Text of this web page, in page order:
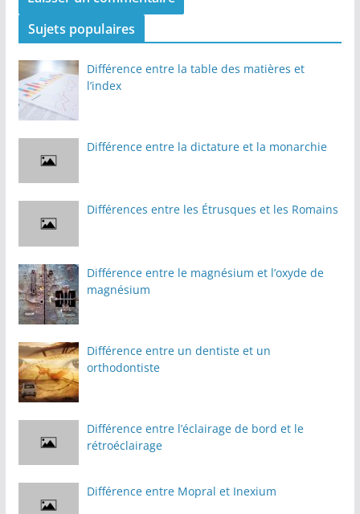
Sujets populaires
Différence entre la table des matières et
l’index
Différence entre la dictature et la monarchie
Différences entre les Étrusques et les Romains
Différence entre le magnésium et l’oxyde de
magnésium
Différence entre un dentiste et un
orthodontiste
Différence entre l’éclairage de bord et le
rétroéclairage
Différence entre Mopral et Inexium